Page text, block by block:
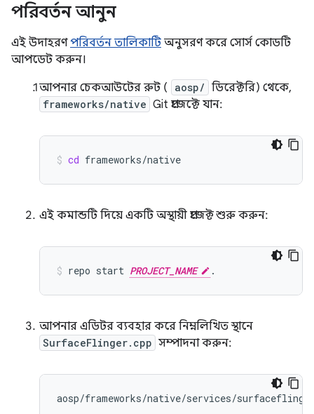
পরিবর্তন আনুন
এই উদাহরণপরিবর্তন তালিকাটি অনুসরণ করে সোর্স কোডটি
আপডেট করুন।
আপনার চেকআউটের রুট (
aosp/ ডিরেক্টরি) থেকে,
frameworks/native Git প্রজেক্টে যান:
cd frameworks/native
এই কমান্ডটি দিয়ে একটি অস্থায়ী প্রজেক্ট শুরু করুন:
repo start PROJECT_NAME .
আপনার এডিটর ব্যবহার করে নিম্নলিখিত স্থানে
SurfaceFlinger.cpp সম্পাদনা করুন: